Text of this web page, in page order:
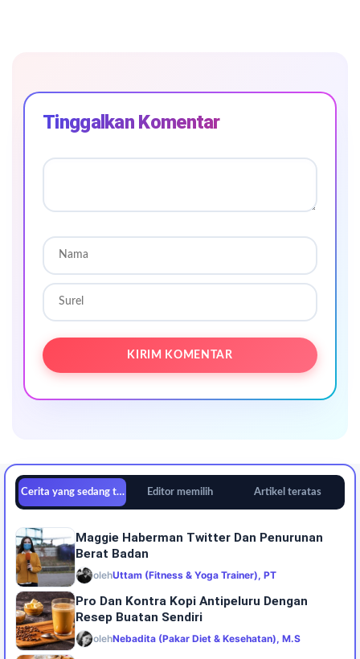
Tinggalkan Komentar
Cerita yang sedang tren Editor memilih Artikel teratas
Maggie Haberman Twitter Dan Penurunan
Berat Badan
olehUttam (Fitness & Yoga Trainer), PT
Pro Dan Kontra Kopi Antipeluru Dengan
Resep Buatan Sendiri
olehNebadita (Pakar Diet & Kesehatan), M.S